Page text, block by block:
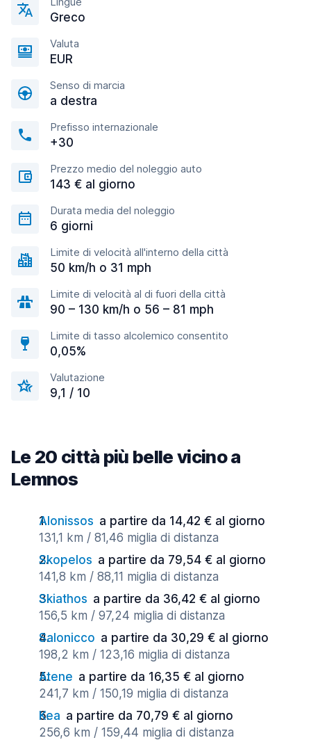
Greco
Valuta
EUR
Senso di marcia
a destra
Prefisso internazionale
+30
Prezzo medio del noleggio auto
143 € al giorno
Durata media del noleggio
6 giorni
Limite di velocità all'interno della città
50 km/h o 31 mph
Limite di velocità al di fuori della città
90 – 130 km/h o 56 – 81 mph
Limite di tasso alcolemico consentito
0,05%
Valutazione
9,1 / 10
Le 20 città più belle vicino a
Lemnos
Alonissos a partire da 14,42 € al giorno
131,1 km / 81,46 miglia di distanza
Skopelos a partire da 79,54 € al giorno
141,8 km / 88,11 miglia di distanza
Skiathos a partire da 36,42 € al giorno
156,5 km / 97,24 miglia di distanza
Salonicco a partire da 30,29 € al giorno
198,2 km / 123,16 miglia di distanza
Atene a partire da 16,35 € al giorno
241,7 km / 150,19 miglia di distanza
Kea a partire da 70,79 € al giorno
256,6 km / 159,44 miglia di distanza